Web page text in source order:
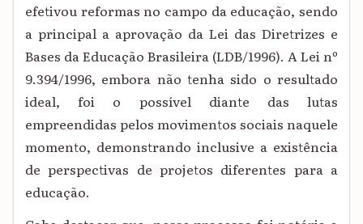
efetivou reformas no campo da educação, sendo
a principal a aprovação da Lei das Diretrizes e
Bases da Educação Brasileira (LDB/1996). A Lei nº
9.394/1996, embora não tenha sido o resultado
ideal, foi o possível diante das lutas
empreendidas pelos movimentos sociais naquele
momento, demonstrando inclusive a existência
de perspectivas de projetos diferentes para a
educação.